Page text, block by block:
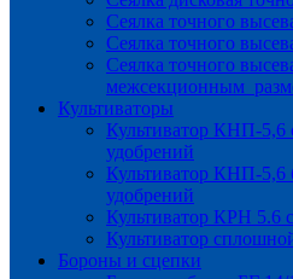
Сеялка точного
Сеялка точного
Сеялка точного
межсекционным
Культиваторы
Культиватор КНП-5,6
удобрений
Культиватор КНП-5,6
удобрений
Культиватор КРН 5.6
Культиватор
Бороны и сцепки